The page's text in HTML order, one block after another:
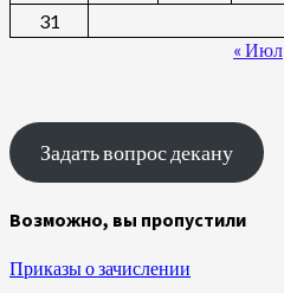
31
« Июл
Задать вопрос декану
Возможно, вы пропустили
Приказы о зачислении